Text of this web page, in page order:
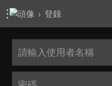
› 登錄